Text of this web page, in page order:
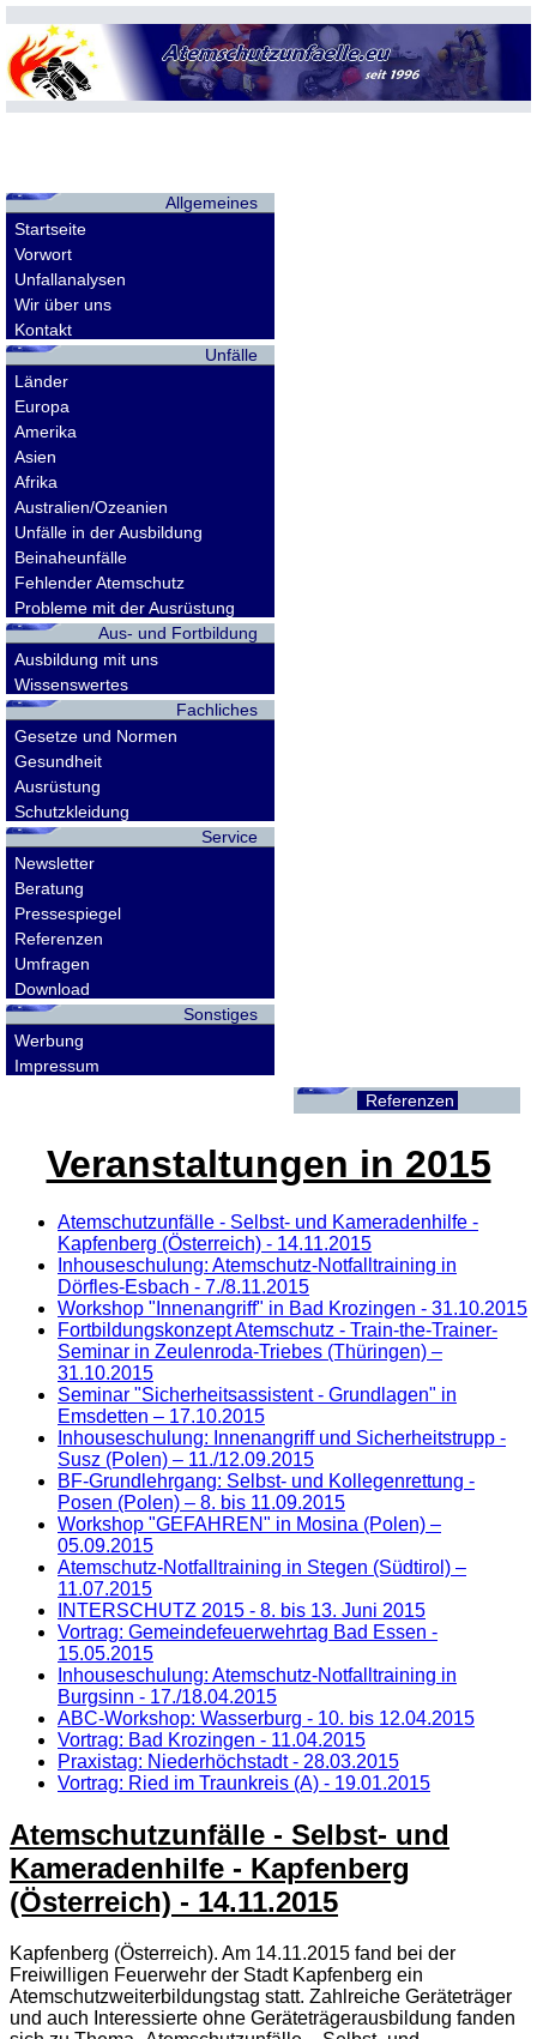
Allgemeines
Startseite
Vorwort
Unfallanalysen
Wir über uns
Kontakt
Unfälle
Länder
Europa
Amerika
Asien
Afrika
Australien/Ozeanien
Unfälle in der Ausbildung
Beinaheunfälle
Fehlender Atemschutz
Probleme mit der Ausrüstung
Aus- und Fortbildung
Ausbildung mit uns
Wissenswertes
Fachliches
Gesetze und Normen
Gesundheit
Ausrüstung
Schutzkleidung
Service
Newsletter
Beratung
Pressespiegel
Referenzen
Umfragen
Download
Sonstiges
Werbung
Impressum
Referenzen
Veranstaltungen in 2015
Atemschutzunfälle - Selbst- und Kameradenhilfe -
Kapfenberg (Österreich) - 14.11.2015
Inhouseschulung: Atemschutz-Notfalltraining in
Dörfles-Esbach - 7./8.11.2015
Workshop "Innenangriff" in Bad Krozingen - 31.10.2015
Fortbildungskonzept Atemschutz - Train-the-Trainer-
Seminar in Zeulenroda-Triebes (Thüringen) –
31.10.2015
Seminar "Sicherheitsassistent - Grundlagen" in
Emsdetten – 17.10.2015
Inhouseschulung: Innenangriff und Sicherheitstrupp -
Susz (Polen) – 11./12.09.2015
BF-Grundlehrgang: Selbst- und Kollegenrettung -
Posen (Polen) – 8. bis 11.09.2015
Workshop "GEFAHREN" in Mosina (Polen) –
05.09.2015
Atemschutz-Notfalltraining in Stegen (Südtirol) –
11.07.2015
INTERSCHUTZ 2015 - 8. bis 13. Juni 2015
Vortrag: Gemeindefeuerwehrtag Bad Essen -
15.05.2015
Inhouseschulung: Atemschutz-Notfalltraining in
Burgsinn - 17./18.04.2015
ABC-Workshop: Wasserburg - 10. bis 12.04.2015
Vortrag: Bad Krozingen - 11.04.2015
Praxistag: Niederhöchstadt - 28.03.2015
Vortrag: Ried im Traunkreis (A) - 19.01.2015
Atemschutzunfälle - Selbst- und
Kameradenhilfe - Kapfenberg
(Österreich) - 14.11.2015
Kapfenberg (Österreich). Am 14.11.2015 fand bei der
Freiwilligen Feuerwehr der Stadt Kapfenberg ein
Atemschutzweiterbildungstag statt. Zahlreiche Geräteträger
und auch Interessierte ohne Geräteträgerausbildung fanden